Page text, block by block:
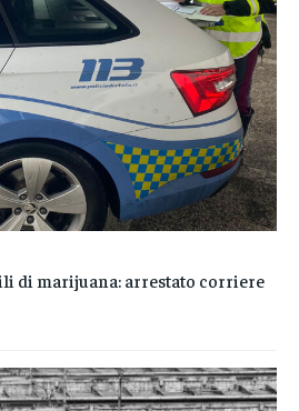
di marijuana: arrestato corriere